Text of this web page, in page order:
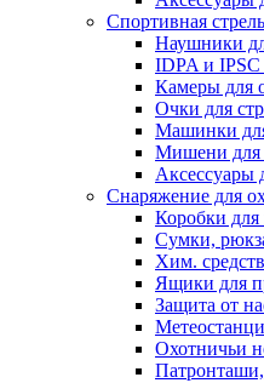
Спортивная
Наушники
IDPA и
Камеры для
Очки для
Машинки
Мишени для
Аксессуары
Снаряжение для
Коробки для
Сумки,
Хим.
Ящики для
Защита от
Охотничьи